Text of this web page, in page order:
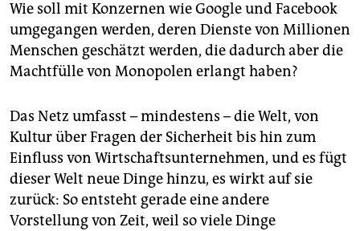
Wie soll mit Konzernen wie Google und Facebook
umgegangen werden, deren Dienste von Millionen
Menschen geschätzt werden, die dadurch aber die
Machtfülle von Monopolen erlangt haben?
Das Netz umfasst – mindestens – die Welt, von
Kultur über Fragen der Sicherheit bis hin zum
Einfluss von Wirtschaftsunternehmen, und es fügt
dieser Welt neue Dinge hinzu, es wirkt auf sie
zurück: So entsteht gerade eine andere
Vorstellung von Zeit, weil so viele Dinge